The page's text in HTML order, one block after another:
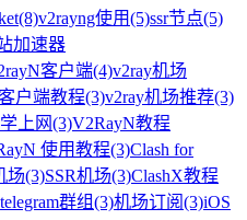
(8)v2rayng使用(5)ssr节点(5)
加速器
客户端(4)v2ray机场
户端教程(3)v2ray机场推荐(3)
上网(3)V2RayN教程
使用教程(3)Clash for
场(3)SSR机场(3)ClashX教程
telegram群组(3)机场订阅(3)iOS